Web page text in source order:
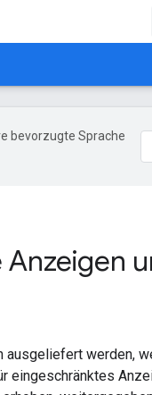
bevorzugte Sprache
ausgeliefert werden,
eingeschränktes